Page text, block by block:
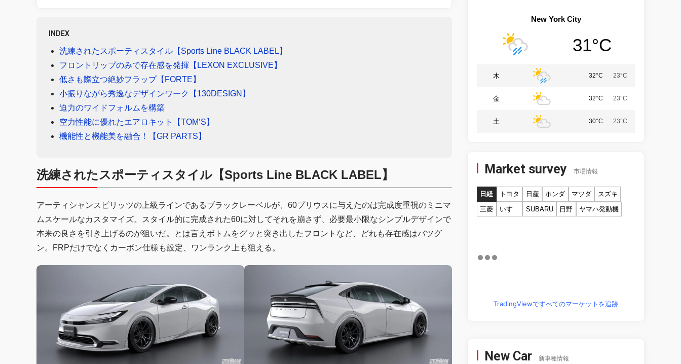
INDEX
洗練されたスポーティスタイル【Sports Line BLACK LABEL】
フロントリップのみで存在感を発揮【LEXON EXCLUSIVE】
低さも際立つ絶妙フラップ【FORTE】
小振りながら秀逸なデザインワーク【130DESIGN】
迫力のワイドフォルムを構築
空力性能に優れたエアロキット【TOM’S】
機能性と機能美を融合！【GR PARTS】
洗練されたスポーティスタイル【Sports Line BLACK LABEL】
アーティシャンスピリッツの上級ラインであるブラックレーベルが、60プリウスに与えたのは完成度重視のミニマ
ムスケールなカスタマイズ。スタイル的に完成された60に対してそれを崩さず、必要最小限なシンプルデザインで
本来の良さを引き上げるのが狙いだ。とは言えボトムをグッと突き出したフロントなど、どれも存在感はバツグ
ン。FRPだけでなくカーボン仕様も設定、ワンランク上も狙える。
New York City
31°C
木 32°C 23°C
金 32°C 23°C
土 30°C 23°C
Market survey 市場情報
日経 トヨタ 日産 ホンダ マツダ
スズキ
三菱
いすゞ SUBARU 日野 ヤマハ発動機
TradingViewですべてのマーケットを追跡
New Car 新車種情報